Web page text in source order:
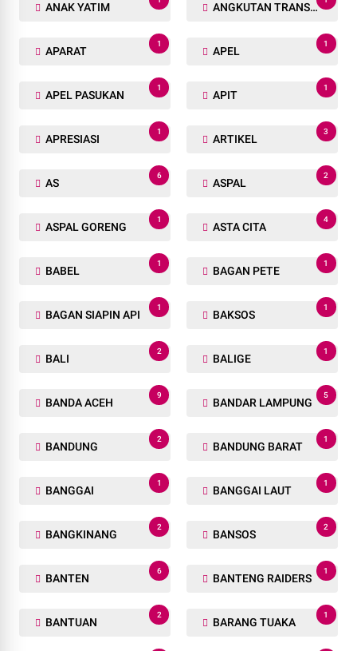
ANAK YATIM ANGKUTAN TRANSPORTASI
APARAT
1
APEL
1
APEL PASUKAN
1
APIT
1
APRESIASI
1
ARTIKEL
3
AS
6
ASPAL
2
ASPAL GORENG
1
ASTA CITA
4
BABEL
1
BAGAN PETE
1
BAGAN SIAPIN API
1
BAKSOS
1
BALI
2
BALIGE
1
BANDA ACEH
9
BANDAR LAMPUNG
5
BANDUNG
2
BANDUNG BARAT
1
BANGGAI
1
BANGGAI LAUT
1
BANGKINANG
2
BANSOS
2
BANTEN
6
BANTENG RAIDERS
1
BANTUAN
2
BARANG TUAKA
1